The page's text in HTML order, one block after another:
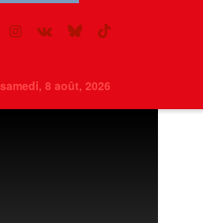
samedi, 8 août, 2026